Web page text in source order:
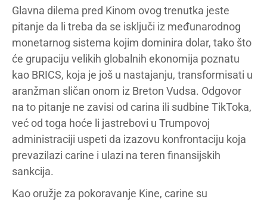
Glavna dilema pred Kinom ovog trenutka jeste
pitanje da li treba da se isključi iz međunarodnog
monetarnog sistema kojim dominira dolar, tako što
će grupaciju velikih globalnih ekonomija poznatu
kao BRICS, koja je još u nastajanju, transformisati u
aranžman sličan onom iz Breton Vudsa. Odgovor
na to pitanje ne zavisi od carina ili sudbine TikToka,
već od toga hoće li jastrebovi u Trumpovoj
administraciji uspeti da izazovu konfrontaciju koja
prevazilazi carine i ulazi na teren finansijskih
sankcija.
Kao oružje za pokoravanje Kine, carine su